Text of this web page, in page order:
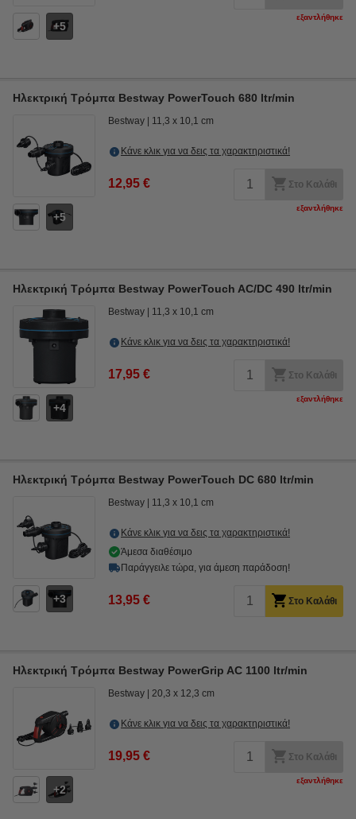
5
εξαντλήθηκε
Ηλεκτρική Τρόμπα Bestway PowerTouch 680 ltr/min
5
Bestway 11,3 x 10,1 cm
Κάνε κλικ για να δεις τα χαρακτηριστικά!
12,95 € Στο Καλάθι
εξαντλήθηκε
Ηλεκτρική Τρόμπα Bestway PowerTouch AC/DC 490 ltr/min
4
Bestway 11,3 x 10,1 cm
Κάνε κλικ για να δεις τα χαρακτηριστικά!
17,95 € Στο Καλάθι
εξαντλήθηκε
Ηλεκτρική Τρόμπα Bestway PowerTouch DC 680 ltr/min
3
Bestway 11,3 x 10,1 cm
Κάνε κλικ για να δεις τα χαρακτηριστικά!
Άμεσα διαθέσιμο
Παράγγειλε τώρα, για άμεση παράδοση!
13,95 € Στο Καλάθι
Ηλεκτρική Τρόμπα Bestway PowerGrip AC 1100 ltr/min
2
Bestway 20,3 x 12,3 cm
Κάνε κλικ για να δεις τα χαρακτηριστικά!
19,95 € Στο Καλάθι
εξαντλήθηκε